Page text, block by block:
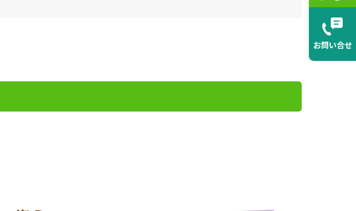
お問い合せ